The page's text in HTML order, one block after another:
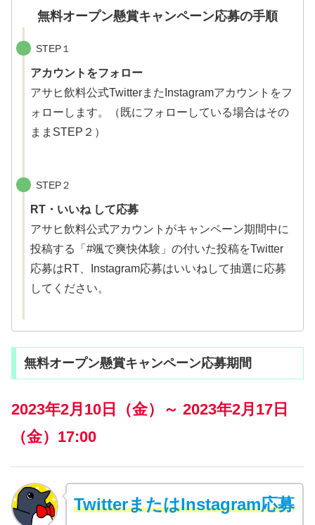
無料オープン懸賞キャンペーン応募の手順
STEP１
アカウントをフォロー
アサヒ飲料公式TwitterまたInstagramアカウントをフ
ォローします。（既にフォローしている場合はその
ままSTEP２）
STEP２
RT・いいね して応募
アサヒ飲料公式アカウントがキャンペーン期間中に
投稿する「#颯で爽快体験」の付いた投稿をTwitter
応募はRT、Instagram応募はいいねして抽選に応募
してください。
無料オープン懸賞キャンペーン応募期間
2023年2月10日（金）～ 2023年2月17日
（金）17:00
TwitterまたはInstagram応募